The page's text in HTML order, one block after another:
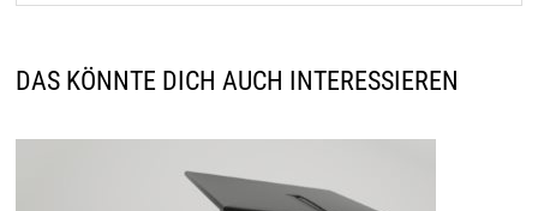
DAS KÖNNTE DICH AUCH INTERESSIEREN